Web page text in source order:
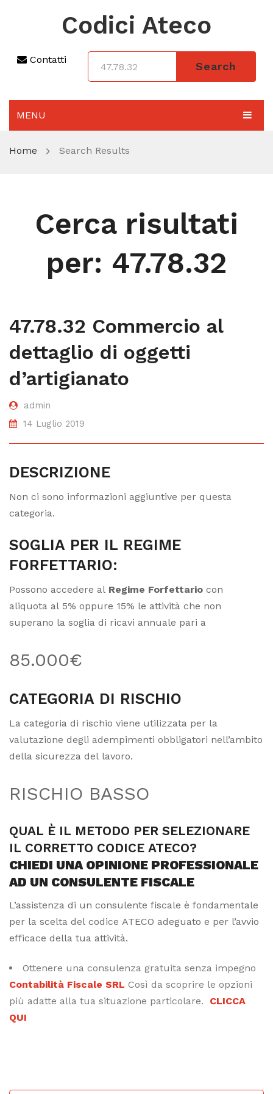
Codici Ateco
Contatti
Search
MENU
AGGIORNAMENTO 2025
REGIME FORFETTARIO
Home Search Results
Cerca risultati
per: 47.78.32
47.78.32 Commercio al
dettaglio di oggetti
d’artigianato
admin
14 Luglio 2019
DESCRIZIONE
Non ci sono informazioni aggiuntive per questa
categoria.
SOGLIA PER IL REGIME
FORFETTARIO:
Possono accedere al Regime Forfettario con
aliquota al 5% oppure 15% le attività che non
superano la soglia di ricavi annuale pari a
85.000€
CATEGORIA DI RISCHIO
La categoria di rischio viene utilizzata per la
valutazione degli adempimenti obbligatori nell’ambito
della sicurezza del lavoro.
RISCHIO BASSO
QUAL È IL METODO PER SELEZIONARE
IL CORRETTO CODICE ATECO?
CHIEDI UNA OPINIONE PROFESSIONALE
AD UN CONSULENTE FISCALE
L’assistenza di un consulente fiscale è fondamentale
per la scelta del codice ATECO adeguato e per l’avvio
efficace della tua attività.
Ottenere una consulenza gratuita senza impegno
Contabilità Fiscale SRL Così da scoprire le opzioni
più adatte alla tua situazione particolare. CLICCA
QUI